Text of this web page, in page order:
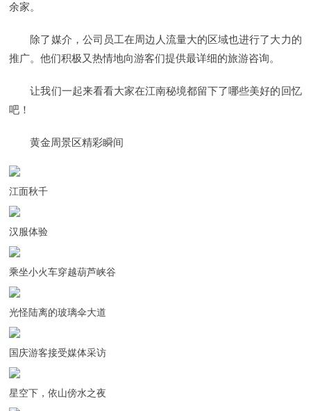
余家。
除了媒介，公司员工在周边人流量大的区域也进行了大力的
推广。他们积极又热情地向游客们提供最详细的旅游咨询。
让我们一起来看看大家在江南秘境都留下了哪些美好的回忆
吧！
黄金周景区精彩瞬间
江面秋千
汉服体验
乘坐小火车穿越葫芦峡谷
光怪陆离的玻璃伞大道
国庆游客接受媒体采访
星空下，依山傍水之夜